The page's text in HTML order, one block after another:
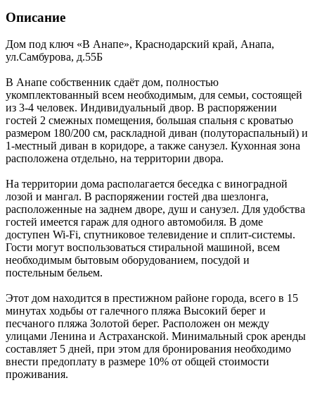
Описание
Дом под ключ «В Анапе», Краснодарский край, Анапа,
ул.Самбурова, д.55Б
В Анапе собственник сдаёт дом, полностью
укомплектованный всем необходимым, для семьи, состоящей
из 3-4 человек. Индивидуальный двор. В распоряжении
гостей 2 смежных помещения, большая спальня с кроватью
размером 180/200 см, раскладной диван (полутораспальный) и
1-местный диван в коридоре, а также санузел. Кухонная зона
расположена отдельно, на территории двора.
На территории дома располагается беседка с виноградной
лозой и мангал. В распоряжении гостей два шезлонга,
расположенные на заднем дворе, душ и санузел. Для удобства
гостей имеется гараж для одного автомобиля. В доме
доступен Wi-Fi, спутниковое телевидение и сплит-системы.
Гости могут воспользоваться стиральной машиной, всем
необходимым бытовым оборудованием, посудой и
постельным бельем.
Этот дом находится в престижном районе города, всего в 15
минутах ходьбы от галечного пляжа Высокий берег и
песчаного пляжа Золотой берег. Расположен он между
улицами Ленина и Астраханской. Минимальный срок аренды
составляет 5 дней, при этом для бронирования необходимо
внести предоплату в размере 10% от общей стоимости
проживания.